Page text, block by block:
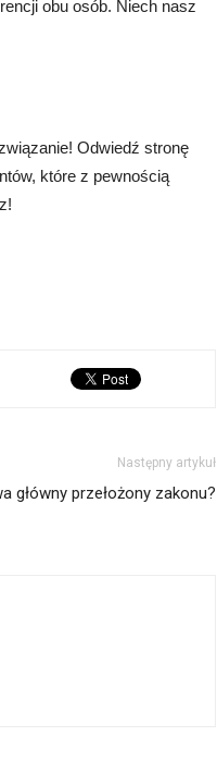
obu osób. Niech nasz
Odwiedź stronę
które z pewnością
Następny artykuł
główny przełożony zakonu?